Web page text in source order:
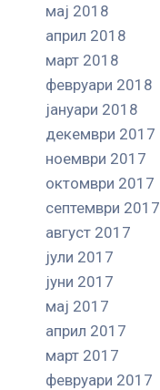
мај 2018
април 2018
март 2018
февруари 2018
јануари 2018
декември 2017
ноември 2017
октомври 2017
септември 2017
август 2017
јули 2017
јуни 2017
мај 2017
април 2017
март 2017
февруари 2017